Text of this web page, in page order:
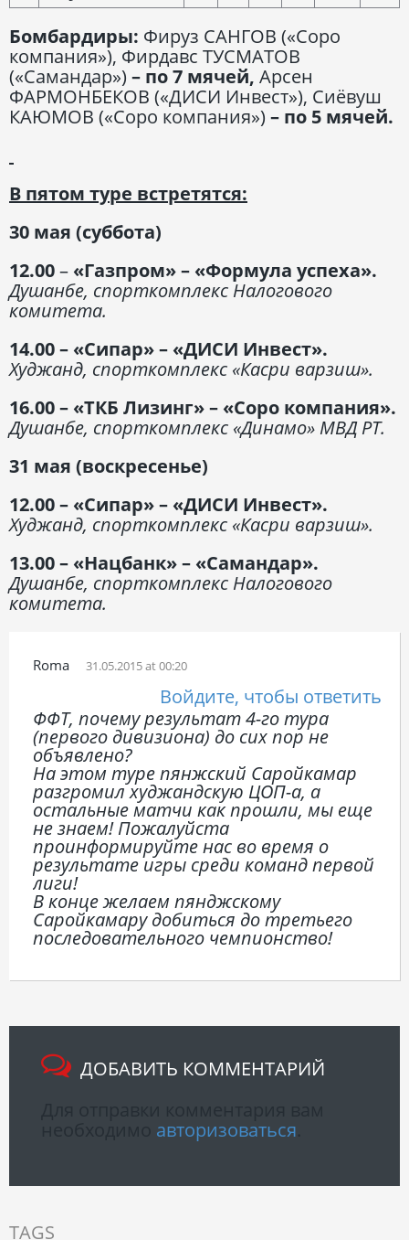
Бомбардиры: Фируз САНГОВ («Соро
компания»), Фирдавс ТУСМАТОВ
(«Самандар») – по 7 мячей, Арсен
ФАРМОНБЕКОВ («ДИСИ Инвест»), Сиёвуш
КАЮМОВ («Соро компания») – по 5 мячей.
В пятом туре встретятся:
30 мая (суббота)
12.00– «Газпром» – «Формула успеха».
Душанбе, спорткомплекс Налогового
комитета.
14.00– «Сипар» – «ДИСИ Инвест».
Худжанд, спорткомплекс «Касри варзиш».
16.00– «ТКБ Лизинг» – «Соро компания».
Душанбе, спорткомплекс «Динамо» МВД РТ.
31 мая (воскресенье)
12.00 – «Сипар» – «ДИСИ Инвест».
Худжанд, спорткомплекс «Касри варзиш».
13.00 – «Нацбанк» – «Самандар».
Душанбе, спорткомплекс Налогового
комитета.
Roma 31.05.2015 at 00:20
Войдите, чтобы ответить
ФФТ, почему результат 4-го тура
(первого дивизиона) до сих пор не
объявлено?
На этом туре пянжский Саройкамар
разгромил худжандскую ЦОП-а, а
остальные матчи как прошли, мы еще
не знаем! Пожалуйста
проинформируйте нас во время о
результате игры среди команд первой
лиги!
В конце желаем пянджскому
Саройкамару добиться до третьего
последовательного чемпионство!
ДОБАВИТЬ КОММЕНТАРИЙ
авторизоваться
TAGS